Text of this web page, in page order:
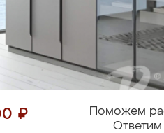
₽
Поможем
Ответим